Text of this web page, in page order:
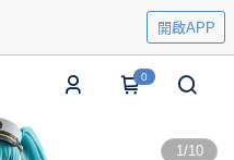
開啟APP
0
1/10